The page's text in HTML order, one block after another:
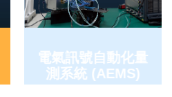
電氣訊號自動化量
測系統 (AEMS)